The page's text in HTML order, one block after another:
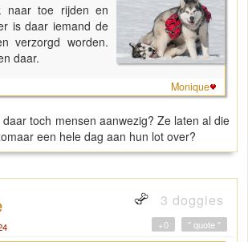
naar toe rijden en
is daar iemand de
verzorgd worden.
daar.
Monique
toch mensen aanwezig? Ze laten al die
een hele dag aan hun lot over?
3 doggies
" quote "
+0